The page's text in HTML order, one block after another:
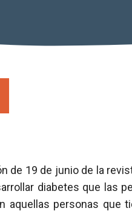
de 19 de junio de la
diabetes que las
aquellas personas que